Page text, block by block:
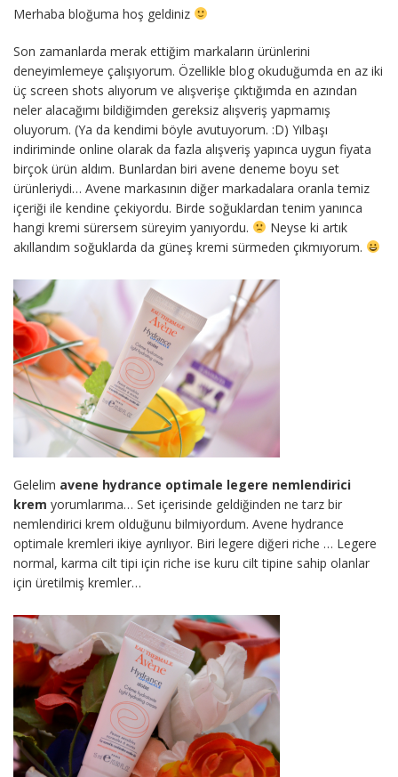
Merhaba bloğuma hoş geldiniz
Son zamanlarda merak ettiğim markaların ürünlerini
deneyimlemeye çalışıyorum. Özellikle blog okuduğumda en az iki
üç screen shots alıyorum ve alışverişe çıktığımda en azından
neler alacağımı bildiğimden gereksiz alışveriş yapmamış
oluyorum. (Ya da kendimi böyle avutuyorum. :D) Yılbaşı
indiriminde online olarak da fazla alışveriş yapınca uygun fiyata
birçok ürün aldım. Bunlardan biri avene deneme boyu set
ürünleriydi… Avene markasının diğer markadalara oranla temiz
içeriği ile kendine çekiyordu. Birde soğuklardan tenim yanınca
hangi kremi sürersem süreyim yanıyordu.
Neyse ki artık
akıllandım soğuklarda da güneş kremi sürmeden çıkmıyorum.
Gelelim avene hydrance optimale legere nemlendirici
krem yorumlarıma… Set içerisinde geldiğinden ne tarz bir
nemlendirici krem olduğunu bilmiyordum. Avene hydrance
optimale kremleri ikiye ayrılıyor. Biri legere diğeri riche … Legere
normal, karma cilt tipi için riche ise kuru cilt tipine sahip olanlar
için üretilmiş kremler…